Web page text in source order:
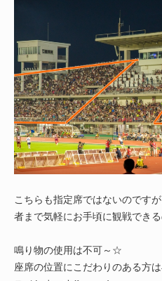
こちらも指定席ではないのです
者まで気軽にお手頃に観戦でき
鳴り物の使用は不可～☆
座席の位置にこだわりのある方